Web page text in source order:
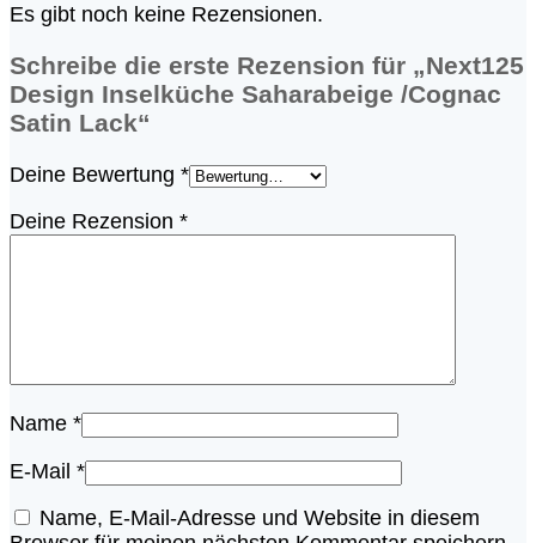
Es gibt noch keine Rezensionen.
Schreibe die erste Rezension für „Next125
Design Inselküche Saharabeige /Cognac
Satin Lack“
Deine Bewertung *
Deine Rezension *
Name *
E-Mail *
Name, E-Mail-Adresse und Website in diesem